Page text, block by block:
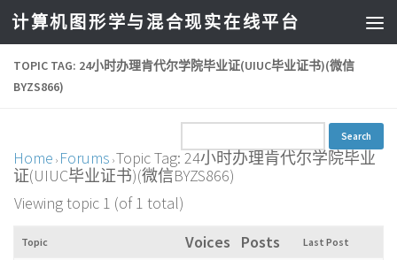
计算机图形学与混合现实在线平台
TOPIC TAG: 24小时办理肯代尔学院毕业证(UIUC毕业证书)(微信
BYZS866)
Home › Forums ›Topic Tag: 24小时办理肯代尔学院毕业
证(UIUC毕业证书)(微信BYZS866)
Viewing topic 1 (of 1 total)
Topic Voices Posts Last Post